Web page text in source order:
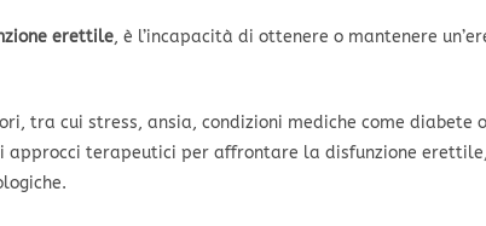
erettile, è l’incapacità di ottenere o mantenere
tra cui stress, ansia, condizioni mediche come diabete
approcci terapeutici per affrontare la disfunzione